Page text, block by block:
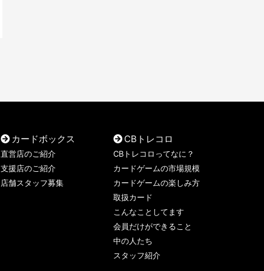
カードボックス
直営店のご紹介
支援店のご紹介
店舗スタッフ募集
CBトレコロ
CBトレコロってなに？
カードゲームの市場規模
カードゲームの楽しみ方
取扱カード
こんなことしてます
会員だけができること
中の人たち
スタッフ紹介